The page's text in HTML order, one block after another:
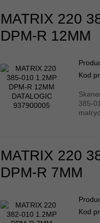
MATRIX 220
DPM-R 12MM
Kod
385-
MATRIX 220
DPM-R 7MM
Kod